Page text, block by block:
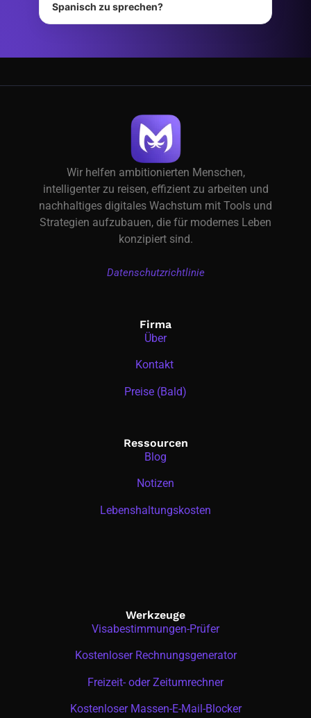
Spanisch zu sprechen?
Wir helfen ambitionierten Menschen,
intelligenter zu reisen, effizient zu arbeiten und
nachhaltiges digitales Wachstum mit Tools und
Strategien aufzubauen, die für modernes Leben
konzipiert sind.
Datenschutzrichtlinie
Firma
Über
Kontakt
Preise (Bald)
Ressourcen
Blog
Notizen
Lebenshaltungskosten
Werkzeuge
Visabestimmungen-Prüfer
Kostenloser Rechnungsgenerator
Freizeit- oder Zeitumrechner
Kostenloser Massen-E-Mail-Blocker